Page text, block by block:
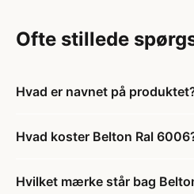
Ofte stillede
Hvad er navnet på
Hvad koster Belton Ral
Hvilket mærke står bag